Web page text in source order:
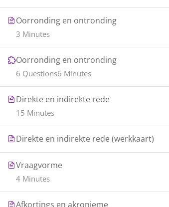
Oorronding en ontronding
3 Minutes
Oorronding en ontronding
6 Minutes
6 Questions
Direkte en indirekte rede
15 Minutes
Direkte en indirekte rede (werkkaart)
Vraagvorme
4 Minutes
Afkortings en akronieme